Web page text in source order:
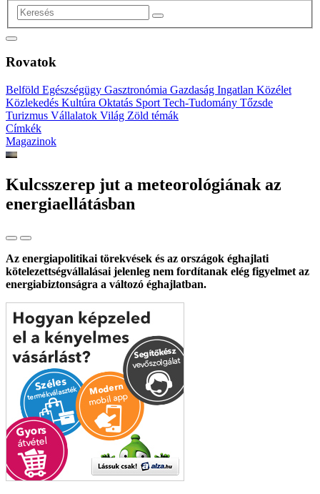
Rovatok
Belföld Egészségügy Gasztronómia Gazdaság Ingatlan Közélet
Közlekedés Kultúra Oktatás Sport Tech-Tudomány Tőzsde
Turizmus Vállalatok Világ Zöld témák
Címkék
Magazinok
Kulcsszerep jut a meteorológiának az
energiaellátásban
Az energiapolitikai törekvések és az országok éghajlati
kötelezettségvállalásai jelenleg nem fordítanak elég figyelmet az
energiabiztonságra a változó éghajlatban.